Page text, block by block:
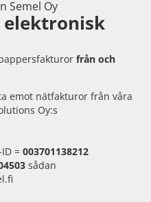
Semel Oy
från och
emot nätfakturor från våra
Oy:s
= 003701138212
sådan